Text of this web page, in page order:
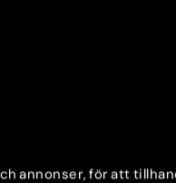
annonser, för att